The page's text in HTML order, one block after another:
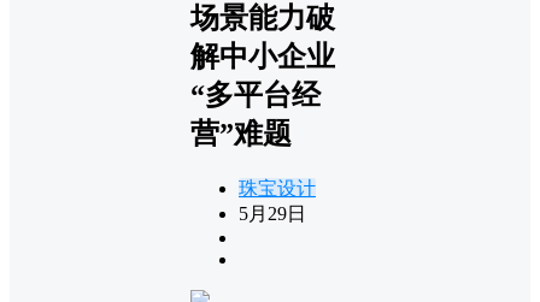
场景能力破
解中小企业
“多平台经
营”难题
珠宝设计
5月29日